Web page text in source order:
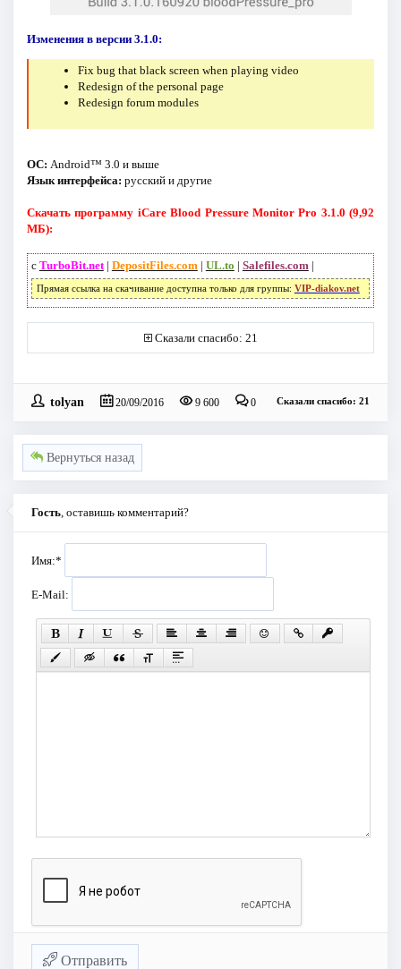
Изменения в версии 3.1.0:
Fix bug that black screen when playing video
Redesign of the personal page
Redesign forum modules
ОС: Android™ 3.0 и выше
Язык интерфейса: русский и другие
Скачать программу iCare Blood Pressure Monitor Pro 3.1.0 (9,92
МБ):
с TurboBit.net| DepositFiles.com | UL.to | Salefiles.com |
Прямая ссылка на скачивание доступна только для группы: VIP-diakov.net
Сказали спасибо: 21
tolyan 20/09/2016 9 600 0 Сказали спасибо: 21
Вернуться назад
Гость , оставишь комментарий?
Имя:*
E-Mail:
Отправить